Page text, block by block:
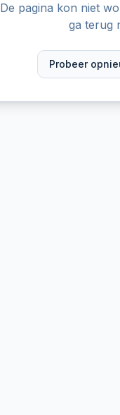
De pagina kon niet
ga terug
Probeer